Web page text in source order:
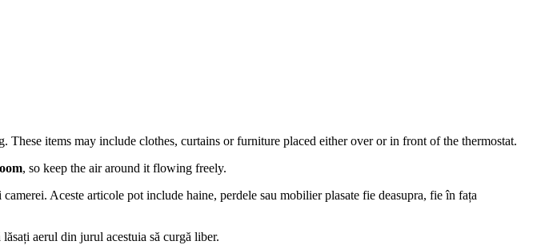
items may include clothes, curtains or furniture placed either over or in front of the thermostat.
, so keep the air around it flowing freely.
Aceste articole pot include haine, perdele sau mobilier plasate fie deasupra, fie în fața
aerul din jurul acestuia să curgă liber.